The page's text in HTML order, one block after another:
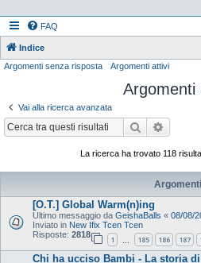
FAQ
Indice
Argomenti senza risposta Argomenti attivi
Argomenti
Vai alla ricerca avanzata
Cerca
La ricerca ha trovato 118
Argomenti
[O.T.] Global Warm(n)ing
Ultimo messaggio da GeishaBalls « 08/08/
Inviato in New Ifix Tcen Tcen
Risposte: 2818
1 185 186 187
Chi ha ucciso Bambi - La storia